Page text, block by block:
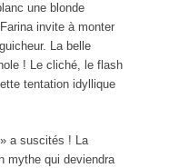
une blonde
invite à monter
La belle
! Le cliché, le flash
tentation idyllique
a suscités ! La
mythe qui deviendra